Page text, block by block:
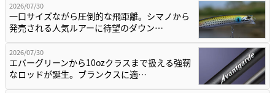
2026/07/30
一口サイズながら圧倒的な飛距離。シマノから
発売される人気ルアーに待望のダウン…
2026/07/30
エバーグリーンから10ozクラスまで扱える強靭
なロッドが誕生。ブランクスに適…